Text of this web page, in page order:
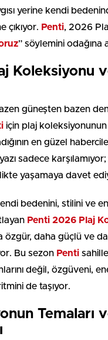
yerine kendi
çıkıyor. Penti, 2026
” söylemini odağına
Koleksiyonu
güneşten bazen
için plaj koleksiyonunun
en güzel
sadece
yaşamaya davet
bedenini, stilini ve
Penti 2026 Plaj
özgür, daha güçlü ve
Bu sezon Penti
değil, özgüveni,
de taşıyor.
Temaları